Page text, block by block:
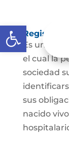
Abrir barra de
Registro
Es un
el cual la
sociedad
sus
nacido